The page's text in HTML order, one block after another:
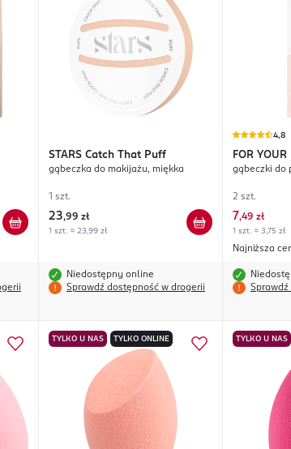
STARS Catch That Puff
gąbeczka do makijażu, miękka
1 szt.
23,99 zł
1 szt. = 23,99 zł
Niedostępny online
Sprawdź dostępność w drogerii
4,8
FOR YOUR
gąbeczki do
2 szt.
7,49 zł
1 szt. = 3,75 zł
Najniższa
TYLKO U NAS TYLKO ONLINE TYLKO U NAS